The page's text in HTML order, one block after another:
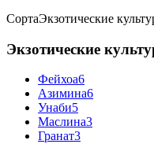
СортаЭкзотические
Экзотические
Фейхоа6
Азимина6
Унаби5
Маслина3
Гранат3